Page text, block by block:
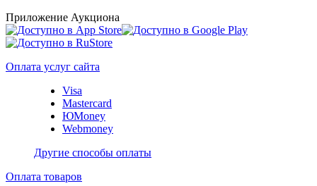
Приложение Аукциона
Оплата услуг сайта
Visa
Mastercard
ЮMoney
Webmoney
Другие способы оплаты
Оплата товаров